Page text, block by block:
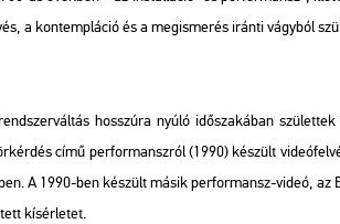
a kon­temp­lá­ció és a meg­is­me­rés irán­ti vágy­ból
hosszú­ra nyúló idő­sza­ká­ban szü­let­tek
című per­for­mansz­ról (1990) ké­szült
A 1990-ben ké­szült másik per­for­mansz-videó, az
kí­sér­le­tet.